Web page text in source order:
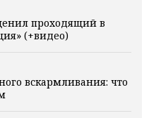
проходящий в
(+видео)
вскармливания: что